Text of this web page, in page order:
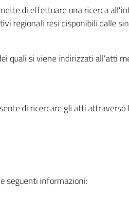
di effettuare una ricerca
regionali resi disponibili dalle
quali si viene indirizzati all'atti
di ricercare gli atti
seguenti informazioni: